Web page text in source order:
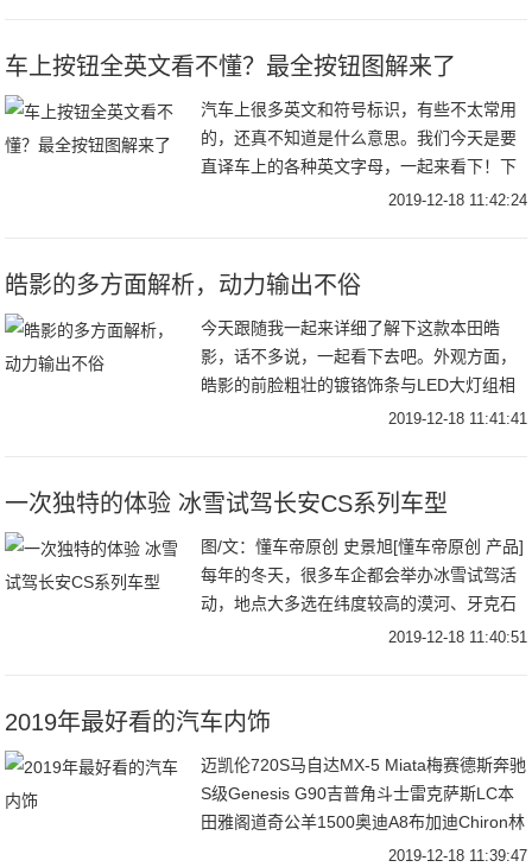
车上按钮全英文看不懂？最全按钮图解来了
汽车上很多英文和符号标识，有些不太常用
的，还真不知道是什么意思。我们今天是要
直译车上的各种英文字母，一起来看下！下
面这个是关于空调出风模式的，非常的实
2019-12-18 11:42:24
皓影的多方面解析，动力输出不俗
今天跟随我一起来详细了解下这款本田皓
影，话不多说，一起看下去吧。外观方面，
皓影的前脸粗壮的镀铬饰条与LED大灯组相
连，前脸下方采用了倒梯形的中网与正梯形
2019-12-18 11:41:41
一次独特的体验 冰雪试驾长安CS系列车型
图/文：懂车帝原创 史景旭[懂车帝原创 产品]
每年的冬天，很多车企都会举办冰雪试驾活
动，地点大多选在纬度较高的漠河、牙克石
等地区。今年也不例外，长安带着CS全系车
2019-12-18 11:40:51
2019年最好看的汽车内饰
迈凯伦720S马自达MX-5 Miata梅赛德斯奔驰
S级Genesis G90吉普角斗士雷克萨斯LC本
田雅阁道奇公羊1500奥迪A8布加迪Chiron林
2019-12-18 11:39:47